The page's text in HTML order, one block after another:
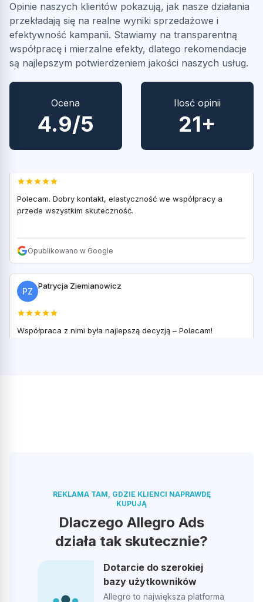
Opinie naszych klientów pokazują, jak nasze działania
przekładają się na realne wyniki sprzedażowe i
efektywność kampanii. Stawiamy na transparentną
współpracę i mierzalne efekty, dlatego rekomendacje
są najlepszym potwierdzeniem jakości naszych usług.
Ocena
4.9/5
Ilosć opinii
21+
PW
Przemysław Wiśniewski
Super,Firma bardzo przyjazna, Otwarta na nowe
pomysły,weryfikuje bardzo fajnie rynek i dostosowuje do
Opublikowano w Google
Tomasz Regucki
Polecam. Dobry kontakt, elastyczność we współpracy a
przede wszystkim skuteczność.
PZ
Współpraca z nimi była najlepszą decyzją – Polecam!
Opublikowano w Google
Współpracujemy już parę miesięcy i naprawdę dobrze to
wygląda, wszystko rzetelnie, uczciwie i czytelnie dla klienta,
REKLAMA TAM, GDZIE KLIENCI NAPRAWDĘ
KUPUJĄ
Dlaczego Allegro Ads
działa tak skutecznie?
Dotarcie do szerokiej
bazy użytkowników
Allegro to największa platforma